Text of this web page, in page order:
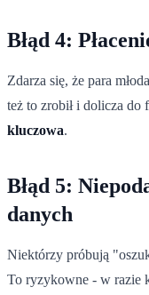
Błąd 4:
Zdarza się, że para
też to zrobił i dolicza do
kluczowa.
Błąd 5:
danych
Niektórzy próbują
To ryzykowne - w razie